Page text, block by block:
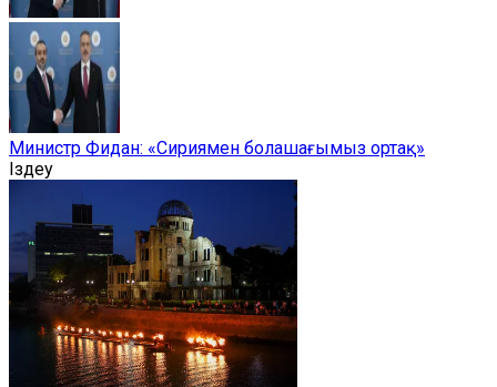
Министр Фидан: «Сириямен болашағымыз ортақ»
Іздеу